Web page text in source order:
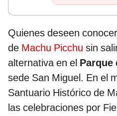
Quienes deseen
de Machu Picchu sin
alternativa en el Parque
sede San Miguel. En el
Santuario Histórico de
las celebraciones por